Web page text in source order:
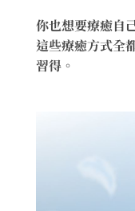
你也想要療癒自
這些療癒方式全
習得。